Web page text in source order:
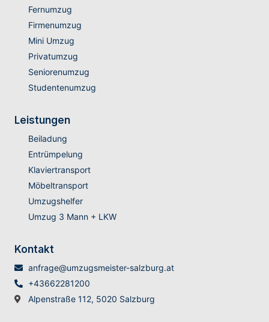
Fernumzug
Firmenumzug
Mini Umzug
Privatumzug
Seniorenumzug
Studentenumzug
Leistungen
Beiladung
Entrümpelung
Klaviertransport
Möbeltransport
Umzugshelfer
Umzug 3 Mann + LKW
Kontakt
anfrage@umzugsmeister-salzburg.at
+43662281200
Alpenstraße 112, 5020 Salzburg